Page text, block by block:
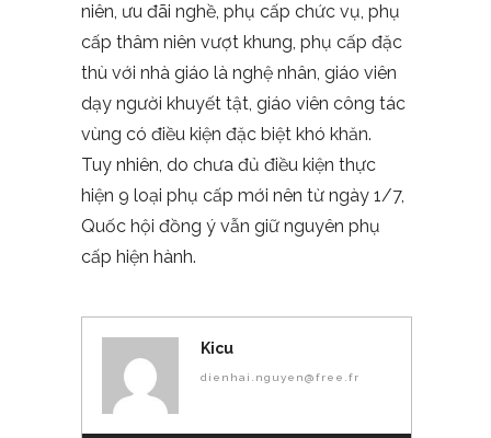
niên, ưu đãi nghề, phụ cấp chức vụ, phụ
cấp thâm niên vượt khung, phụ cấp đặc
thù với nhà giáo là nghệ nhân, giáo viên
dạy người khuyết tật, giáo viên công tác
vùng có điều kiện đặc biệt khó khăn.
Tuy nhiên, do chưa đủ điều kiện thực
hiện 9 loại phụ cấp mới nên từ ngày 1/7,
Quốc hội đồng ý vẫn giữ nguyên phụ
cấp hiện hành.
Kicu
dienhai.nguyen@free.fr